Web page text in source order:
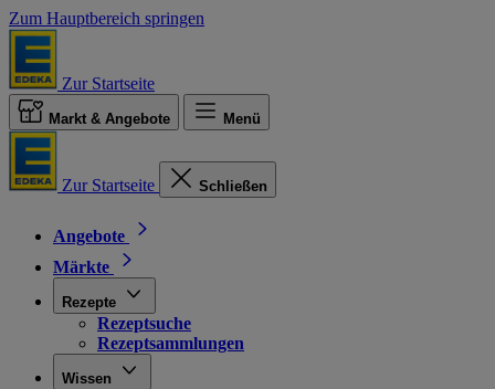
Zum Hauptbereich springen
Zur Startseite
Markt & Angebote Menü
Zur Startseite Schließen
Angebote
Märkte
Rezepte
Rezeptsuche
Rezeptsammlungen
Wissen